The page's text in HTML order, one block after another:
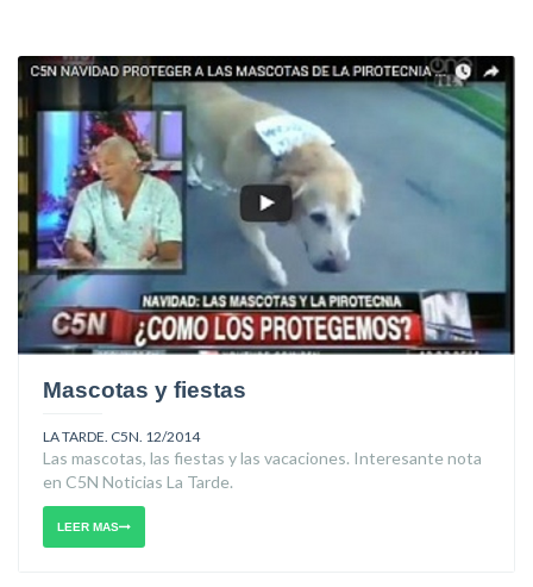
Mascotas y fiestas
LA TARDE. C5N. 12/2014
Las mascotas, las fiestas y las vacaciones. Interesante nota
en C5N Noticias La Tarde.
LEER MAS